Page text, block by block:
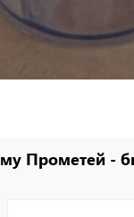
Прометей -